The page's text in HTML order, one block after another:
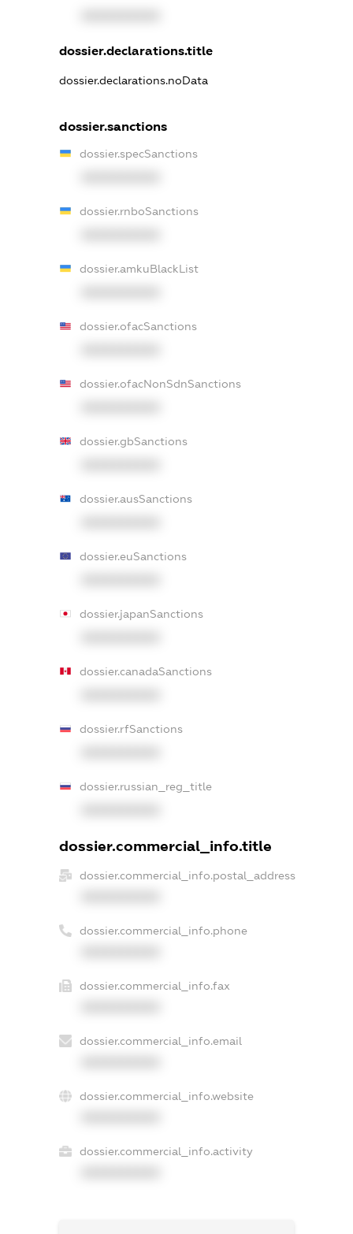
dossier.declarations.title
dossier.declarations.noData
dossier.sanctions
dossier.specSanctions
dossier.rnboSanctions
dossier.amkuBlackList
dossier.ofacSanctions
dossier.ofacNonSdnSanctions
dossier.gbSanctions
dossier.ausSanctions
dossier.euSanctions
dossier.japanSanctions
dossier.canadaSanctions
dossier.rfSanctions
dossier.russian_reg_title
dossier.commercial_info.title
dossier.commercial_info.postal_address
dossier.commercial_info.phone
dossier.commercial_info.fax
dossier.commercial_info.email
dossier.commercial_info.website
dossier.commercial_info.activity